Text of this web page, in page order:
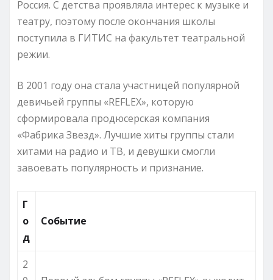
Россия. С детства проявляла интерес к музыке и
театру, поэтому после окончания школы
поступила в ГИТИС на факультет театральной
режии.
В 2001 году она стала участницей популярной
девичьей группы «REFLEX», которую
сформировала продюсерская компания
«Фабрика Звезд». Лучшие хиты группы стали
хитами на радио и ТВ, и девушки смогли
завоевать популярность и признание.
Г
о
д
Событие
2